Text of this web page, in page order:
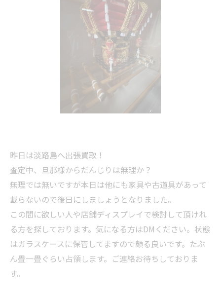
昨日は淡路島へ出張買取！
査定中、旦那様からだんじりは無理か？
無理では無いですが本日は他にも家具や古道具があって
載らないので後日にしましょうとなりました。
この間に欲しい人や店舗ディスプレイで検討して頂けれ
る方を探しております。気になる方はDMください。状態
はガラスケースに保管してますので頗る良いです。たぶ
ん畳一畳ぐらい占領します。ご連絡お待ちしておりま
す。